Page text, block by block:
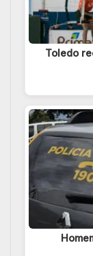
Toledo